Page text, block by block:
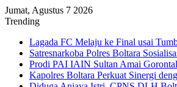
Jumat, Agustus 7 2026
Trending
Lagada FC Melaju ke Final usai
Satresnarkoba Polres Boltara
Prodi PAI IAIN Sultan Amai
Kapolres Boltara Perkuat Sinergi